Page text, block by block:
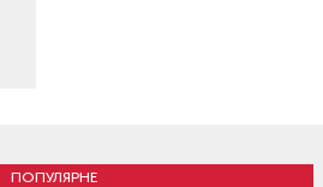
ПОПУЛЯРНЕ